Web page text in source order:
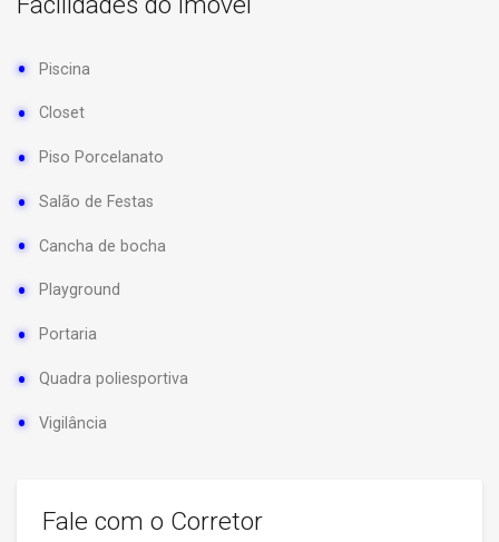
Piscina
Closet
Piso Porcelanato
Salão de Festas
Cancha de bocha
Playground
Portaria
Quadra poliesportiva
Vigilância
Fale com o Corretor